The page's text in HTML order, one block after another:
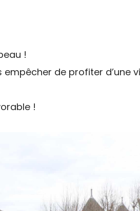
!
de profiter d’une
!